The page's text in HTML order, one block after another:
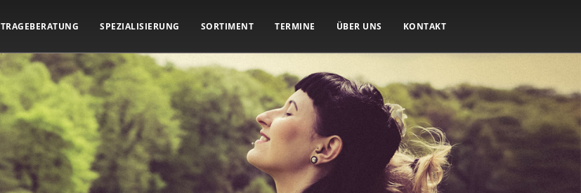
TRAGEBERATUNG SPEZIALISIERUNG SORTIMENT TERMINE ÜBER UNS KONTAKT